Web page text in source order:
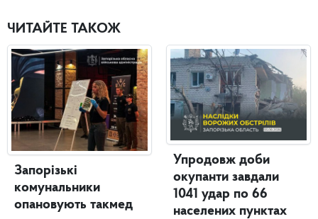
ЧИТАЙТЕ ТАКОЖ
Запорізькі
комунальники
опановують такмед
Упродовж доби
окупанти завдали
1041 удар по 66
населених пунктах